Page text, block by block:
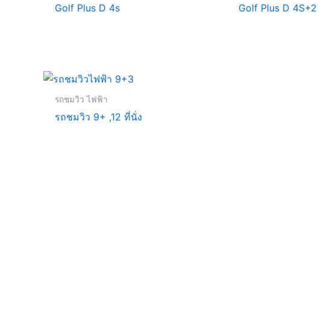
Golf Plus D 4s Golf Plus D 4S+2
รถชมวิว ไฟฟ้า
รถชมวิว 9+ ,12 ที่นั่ง